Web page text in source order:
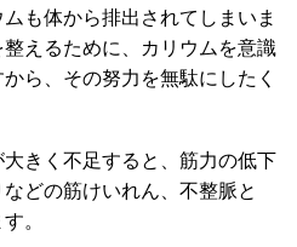
も体から排出されてしまいま
えるために、カリウムを意識
ら、その努力を無駄にしたく
きく不足すると、筋力の低下
どの筋けいれん、不整脈と
。